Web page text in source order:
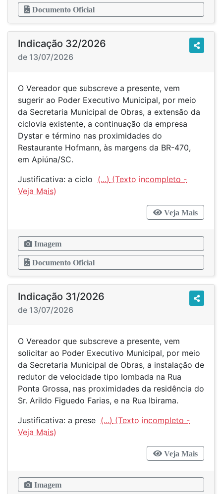
Documento Oficial
Indicação 32/2026
de 13/07/2026
O Vereador que subscreve a presente, vem
sugerir ao Poder Executivo Municipal, por meio
da Secretaria Municipal de Obras, a extensão da
ciclovia existente, a continuação da empresa
Dystar e término nas proximidades do
Restaurante Hofmann, às margens da BR-470,
em Apiúna/SC.
Justificativa: a ciclo (...)
Veja Mais
Imagem
Documento Oficial
Indicação 31/2026
de 13/07/2026
O Vereador que subscreve a presente, vem
solicitar ao Poder Executivo Municipal, por meio
da Secretaria Municipal de Obras, a instalação de
redutor de velocidade tipo lombada na Rua
Ponta Grossa, nas proximidades da residência do
Sr. Arildo Figuedo Farias, e na Rua Ibirama.
Justificativa: a prese (...)
Veja Mais
Imagem